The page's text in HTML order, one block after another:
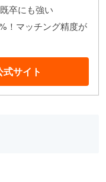
卒にも強い
！マッチング精度が
式サイト